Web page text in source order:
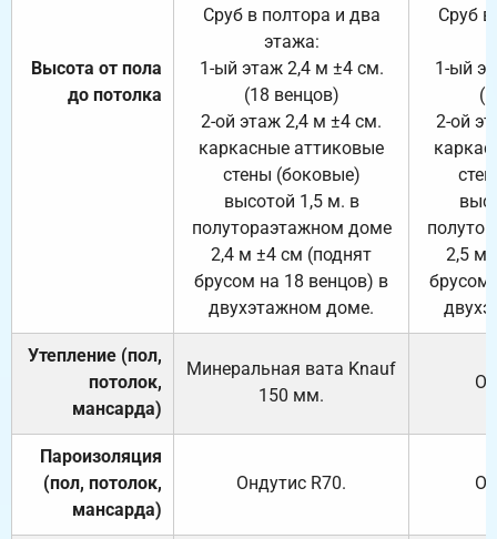
Высота от пола
до потолка
Сруб в полтора и два
этажа:
1-ый этаж 2,4 м ±4 см.
(18 венцов)
2-ой этаж 2,4 м ±4 см.
каркасные аттиковые
стены (боковые)
высотой 1,5 м. в
полутораэтажном доме
2,4 м ±4 см (поднят
брусом на 18 венцов) в
двухэтажном доме.
Сруб
1-ый
2-ой
2,5 м
брусом
Утепление (пол,
потолок,
мансарда)
Минеральная вата Knauf
150 мм.
Пароизоляция
(пол, потолок,
мансарда)
Ондутис R70.